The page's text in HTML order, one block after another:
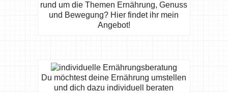
rund um die Themen Ernährung, Genuss
und Bewegung? Hier findet ihr mein
Angebot!
Du möchtest deine Ernährung umstellen
und dich dazu individuell beraten